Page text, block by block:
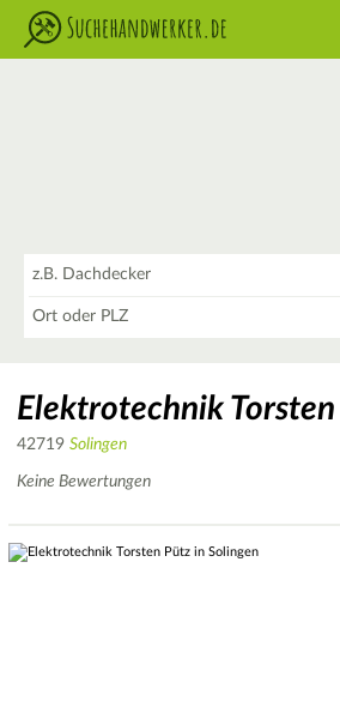
Elektrotechnik
42719 Solingen
Keine Bewertungen